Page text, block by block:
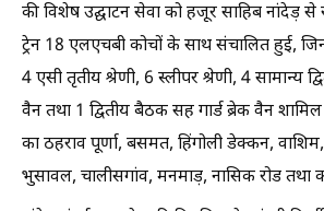
की विशेष उद्घाटन सेवा को हजूर साहिब नांदेड़ से
ट्रेन 18 एलएचबी कोचों के साथ संचालित हुई,
4 एसी तृतीय श्रेणी, 6 स्लीपर श्रेणी, 4 सामान्य
वैन तथा 1 द्वितीय बैठक सह गार्ड ब्रेक वैन
का ठहराव पूर्णा, बसमत, हिंगोली डेक्कन,
भुसावल, चालीसगांव, मनमाड़, नासिक रोड तथा